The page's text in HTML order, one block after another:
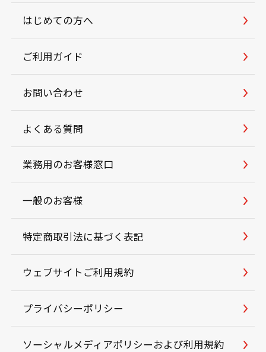
はじめての方へ
ご利用ガイド
お問い合わせ
よくある質問
業務用のお客様窓口
一般のお客様
特定商取引法に基づく表記
ウェブサイトご利用規約
プライバシーポリシー
ソーシャルメディアポリシーおよび利用規約